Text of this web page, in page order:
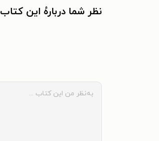
نظر شما دربارهٔ این کتاب